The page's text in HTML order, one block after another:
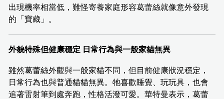
出現機率相當低，難怪寄養家庭形容葛蕾絲就像意外發現
的「寶藏」。
外貌特殊但健康穩定 日常行為與一般家貓無異
雖然葛蕾絲外觀與一般家貓不同，但目前健康狀況穩定，
日常行為也與普通貓貓無異。牠喜歡睡覺、玩玩具，也會
追著雷射筆到處奔跑，性格活潑可愛。華特曼表示，葛蕾